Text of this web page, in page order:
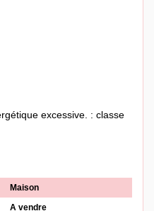
excessive. : classe
Maison
A vendre